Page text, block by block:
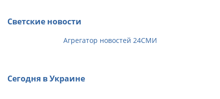
Светские новости
Агрегатор новостей 24СМИ
Сегодня в Украине